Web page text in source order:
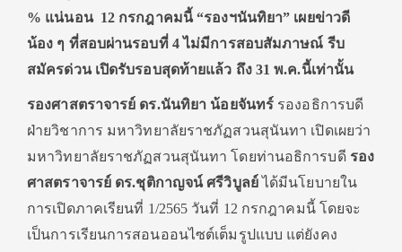
% แน่นอน 12 กรกฎาคมนี้ “รองฯนันทิยา” เผยข่าวดี
น้อง ๆ ที่สอบผ่านรอบที่ 4 ไม่มีการสอบสัมภาษณ์ รีบ
สมัครด่วน เปิดรับรอบสุดท้ายแล้ว ถึง 31 พ.ค.นี้เท่านั้น
รองศาสตราจารย์ ดร.นันทิยา น้อยจันทร์ รองอธิการบดี
ฝ่ายวิชาการ มหาวิทยาลัยราชภัฏสวนสุนันทา เปิดเผยว่า
มหาวิทยาลัยราชภัฏสวนสุนันทา โดยท่านอธิการบดี รอง
ศาสตราจารย์ ดร.ชุติกาญจน์ ศรีวิบูลย์ได้มีนโยบายใน
การเปิดภาคเรียนที่ 1/2565 วันที่ 12 กรกฎาคมนี้ โดยจะ
เป็นการเรียนการสอนออนไซต์เต็มรูปแบบ แต่ยังคง